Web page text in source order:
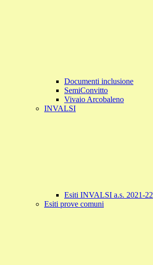
Documenti inclusione
SemiConvitto
Vivaio Arcobaleno
INVALSI
Esiti INVALSI a.s. 2021-22
Esiti prove comuni